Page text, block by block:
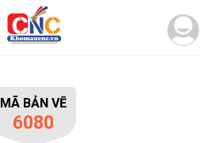
MÃ BẢN VẼ
6080